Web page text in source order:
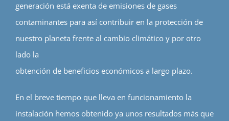
generación está exenta de emisiones de gases
contaminantes para así contribuir en la protección de
nuestro planeta frente al cambio climático y por otro
lado la
obtención de beneficios económicos a largo plazo.
En el breve tiempo que lleva en funcionamiento la
instalación hemos obtenido ya unos resultados más que